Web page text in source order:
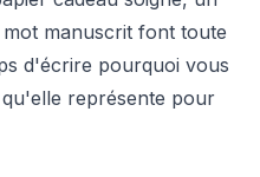
manuscrit font toute
d'écrire pourquoi vous
représente pour